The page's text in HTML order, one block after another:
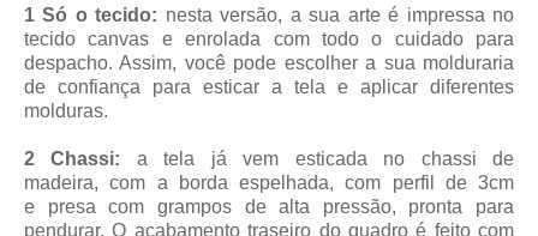
1 Só o tecido: nesta versão, a sua arte é impressa no
tecido canvas e enrolada com todo o cuidado para
despacho. Assim, você pode escolher a sua molduraria
de confiança para esticar a tela e aplicar diferentes
molduras.
2 Chassi: a tela já vem esticada no chassi de
madeira, com a borda espelhada, com perfil de 3cm
e presa com grampos de alta pressão, pronta para
pendurar. O acabamento traseiro do quadro é feito com